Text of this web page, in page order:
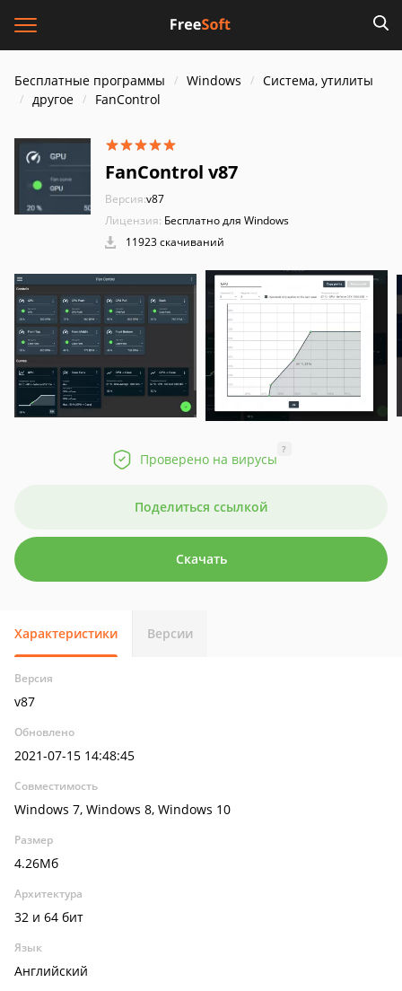
Бесплатные программы Windows
Система, утилиты
другое
FanControl
FanControl v87
Версия:v87
Лицензия: Бесплатно для Windows
11923 скачиваний
Проверено на вирусы
?
Поделиться ссылкой
Скачать
Характеристики Версии
Версия
v87
Обновлено
2021-07-15 14:48:45
Совместимость
Windows 7, Windows 8, Windows 10
Размер
4.26Мб
Архитектура
32 и 64 бит
Язык
Английский